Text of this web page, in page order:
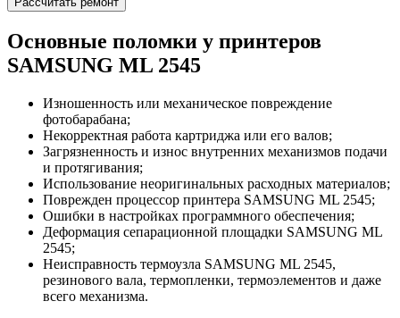
Основные поломки у принтеров
SAMSUNG ML 2545
Изношенность или механическое повреждение
фотобарабана;
Некорректная работа картриджа или его валов;
Загрязненность и износ внутренних механизмов подачи
и протягивания;
Использование неоригинальных расходных материалов;
Поврежден процессор принтера SAMSUNG ML 2545;
Ошибки в настройках программного обеспечения;
Деформация сепарационной площадки SAMSUNG ML
2545;
Неисправность термоузла SAMSUNG ML 2545,
резинового вала, термопленки, термоэлементов и даже
всего механизма.